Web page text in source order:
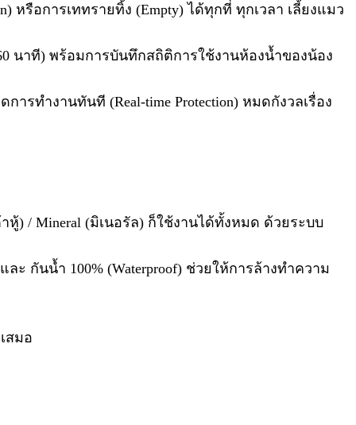
รือการเททรายทิ้ง (Empty) ได้ทุกที่ ทุกเวลา เลี้ยงแมว
นาที) พร้อมการบันทึกสถิติการใช้งานห้องน้ำของน้อง
รทำงานทันที (Real-time Protection) หมดกังวลเรื่อง
หู้) / Mineral (มิเนอรัล) ก็ใช้งานได้ทั้งหมด ด้วยระบบ
ะ กันน้ำ 100% (Waterproof) ช่วยให้การล้างทำความ
สมอ